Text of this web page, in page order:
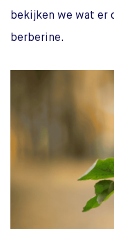
bekijken we wat er
berberine.